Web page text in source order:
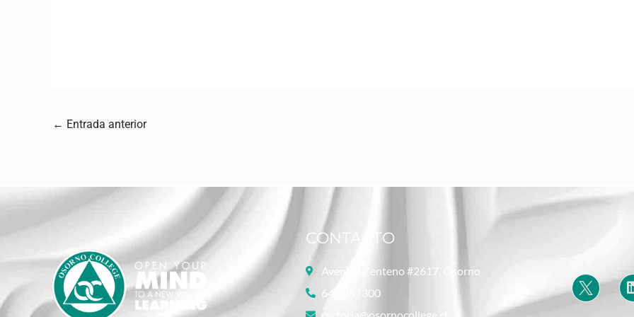
← Entrada anterior
CONTACTO
Avenida Zenteno #2617, Osorno
64 2457300